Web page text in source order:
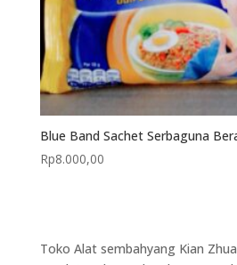
Blue Band Sachet Serbaguna
Rp8.000,00
Toko Alat sembahyang Kian